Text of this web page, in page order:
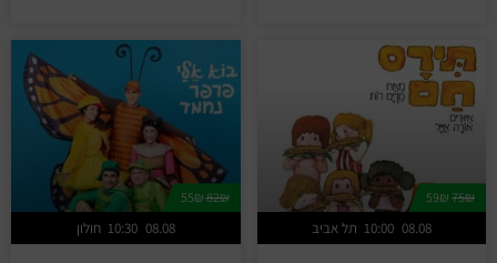
75₪
תל אביב 10:00 08.08
82₪
55₪
חולון 10:30 08.08